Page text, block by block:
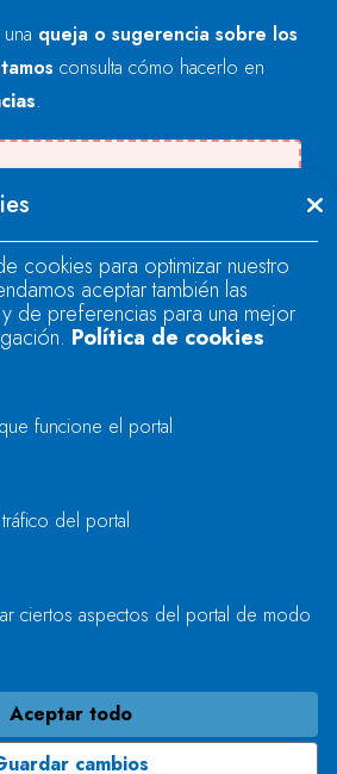
queja o sugerencia sobre los
consulta cómo hacerlo en
.
error al cargar el campo
error al cargar el campo
cookies para optimizar nuestro
aceptar también las
de preferencias para una mejor
Política de cookies
funcione el portal
del portal
ciertos aspectos del portal de modo
Aceptar todo
cambios